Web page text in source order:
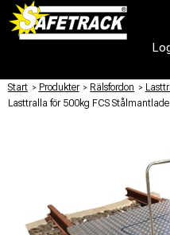
Start / Produkter / Rälsfordon /
Lasttralla för 500kg FCS